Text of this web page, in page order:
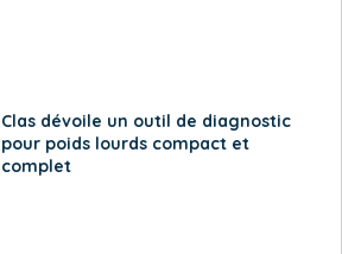
Clas dévoile un outil de diagnostic
pour poids lourds compact et
complet